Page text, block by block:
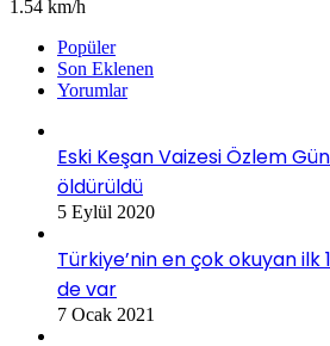
1.54 km/h
Popüler
Son Eklenen
Yorumlar
Eski Keşan Vaizesi Özlem
öldürüldü
5 Eylül 2020
Türkiye’nin en çok okuyan ilk
de var
7 Ocak 2021